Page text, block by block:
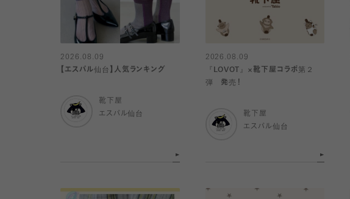
2026.08.09
【エスパル仙台】人気ランキング
靴下屋
エスパル仙台
2026.08.09
『LOVOT』×靴下屋コラボ第２
弾 発売！
靴下屋
エスパル仙台